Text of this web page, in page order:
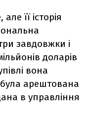
її історія
завдовжки і
доларів
вона
арештована
в управління